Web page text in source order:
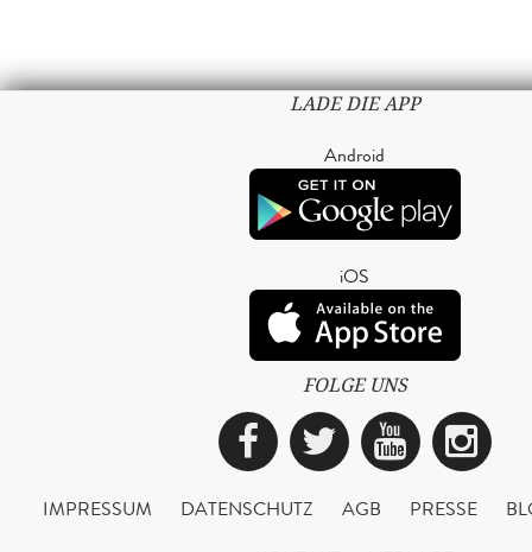
LADE DIE APP
Android
iOS
FOLGE UNS
Facebook
Twitter
IMPRESSUM DATENSCHUTZ AGB PRESSE